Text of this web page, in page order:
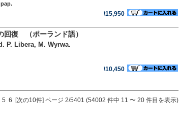
\15,950
復 （ポーランド語）
P. Libera, M. Wyrwa.
\10,450
5 6 [次の10件] ページ 2/5401 (54002 件中 11 〜 20 件目を表示)